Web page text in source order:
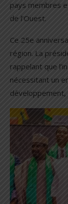
pays membres
de l’Ouest.
Ce 25e
région. La
rappelant que
nécessitant un